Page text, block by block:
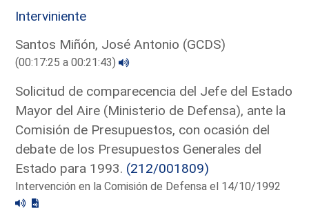
Interviniente
Santos Miñón, José Antonio (GCDS)
(00:17:25 a 00:21:43)
Solicitud de comparecencia del Jefe del Estado
Mayor del Aire (Ministerio de Defensa), ante la
Comisión de Presupuestos, con ocasión del
debate de los Presupuestos Generales del
Estado para 1993. (212/001809)
Intervención en la Comisión de Defensa el 14/10/1992